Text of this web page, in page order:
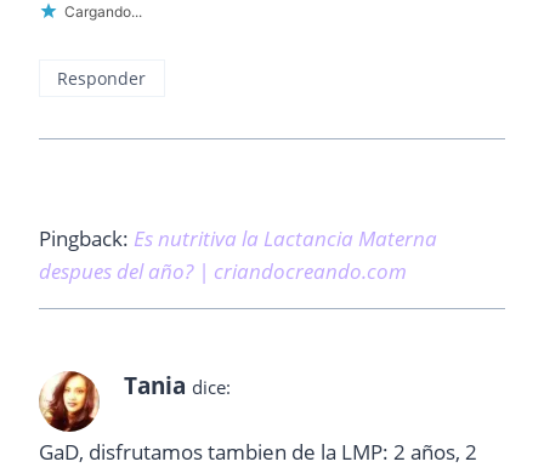
Cargando...
Responder
Pingback: Es nutritiva la Lactancia Materna
despues del año? | criandocreando.com
Tania dice:
GaD, disfrutamos tambien de la LMP: 2 años, 2